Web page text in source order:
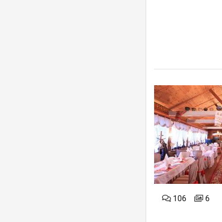
106 6